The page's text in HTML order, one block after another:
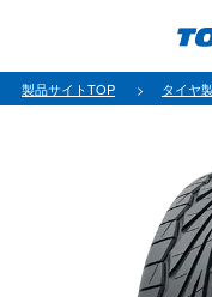
製品サイトTOP タイヤ